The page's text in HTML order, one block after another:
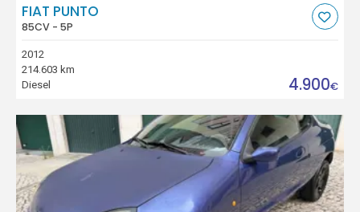
FIAT PUNTO
85CV - 5P
2012
214.603 km
Diesel
4.900€